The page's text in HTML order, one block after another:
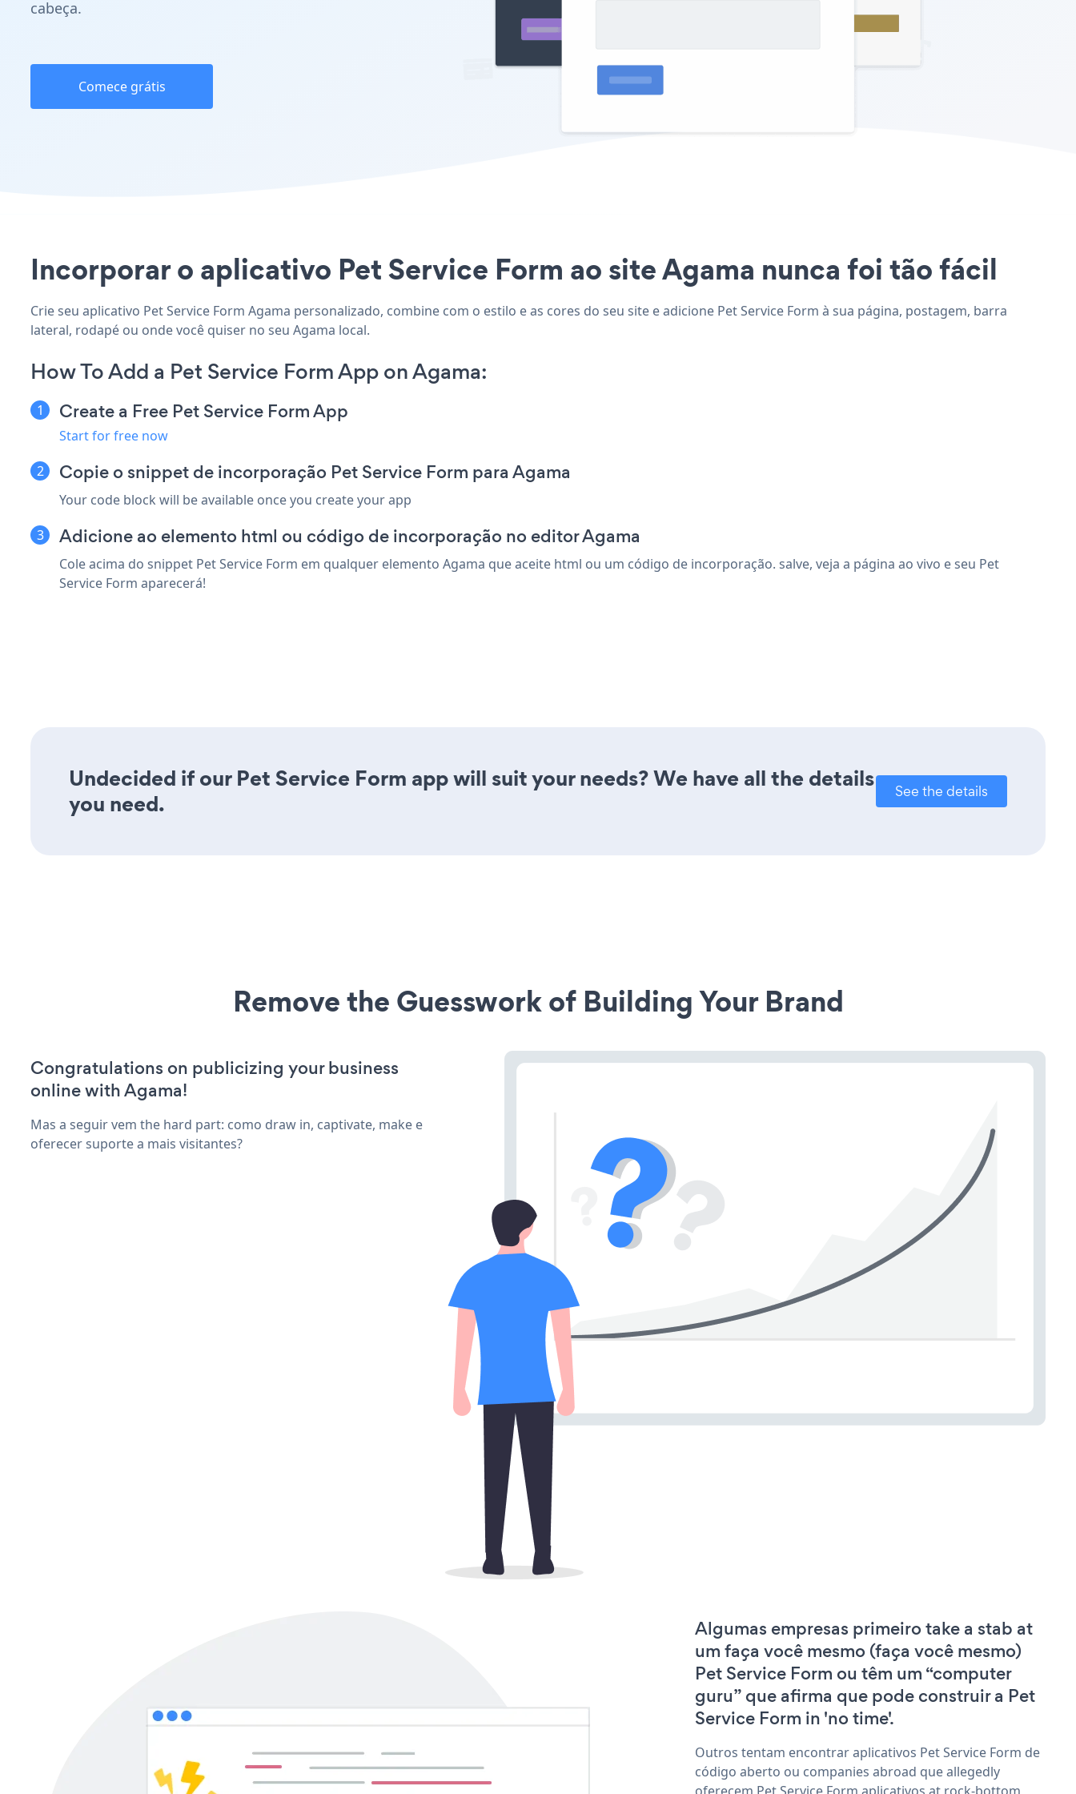
cabeça.
Comece grátis
Incorporar o aplicativo Pet Service Form ao site Agama nunca foi tão fácil
Crie seu aplicativo Pet Service Form Agama personalizado, combine com o estilo e as cores do seu site e adicione Pet Service Form à sua página, postagem, barra
lateral, rodapé ou onde você quiser no seu Agama local.
How To Add a Pet Service Form App on Agama:
Create a Free Pet Service Form App
Start for free now
Copie o snippet de incorporação Pet Service Form para Agama
Your code block will be available once you create your app
Adicione ao elemento html ou código de incorporação no editor Agama
Cole acima do snippet Pet Service Form em qualquer elemento Agama que aceite html ou um código de incorporação. salve, veja a página ao vivo e seu Pet
Service Form aparecerá!
Undecided if our Pet Service Form app will suit your needs? We have all the details
you need.
See the details
Remove the Guesswork of Building Your Brand
Congratulations on publicizing your business
online with Agama!
Mas a seguir vem the hard part: como draw in, captivate, make e
oferecer suporte a mais visitantes?
Algumas empresas primeiro take a stab at
um faça você mesmo (faça você mesmo)
Pet Service Form ou têm um “computer
guru” que afirma que pode construir a Pet
Service Form in 'no time'.
Outros tentam encontrar aplicativos Pet Service Form de
código aberto ou companies abroad que allegedly